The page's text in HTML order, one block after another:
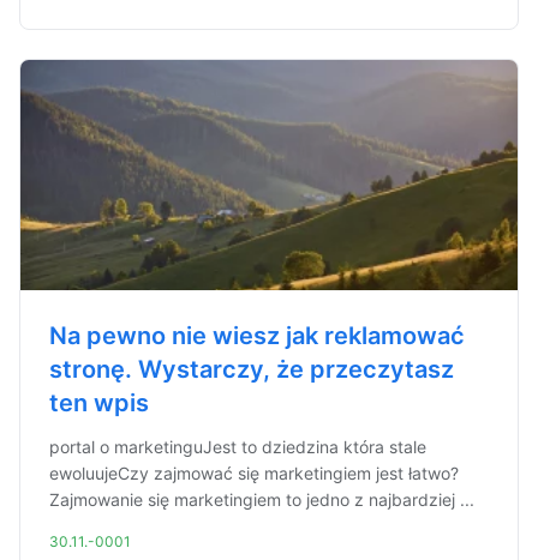
Na pewno nie wiesz jak reklamować
stronę. Wystarczy, że przeczytasz
ten wpis
portal o marketinguJest to dziedzina która stale
ewoluujeCzy zajmować się marketingiem jest łatwo?
Zajmowanie się marketingiem to jedno z najbardziej ...
30.11.-0001